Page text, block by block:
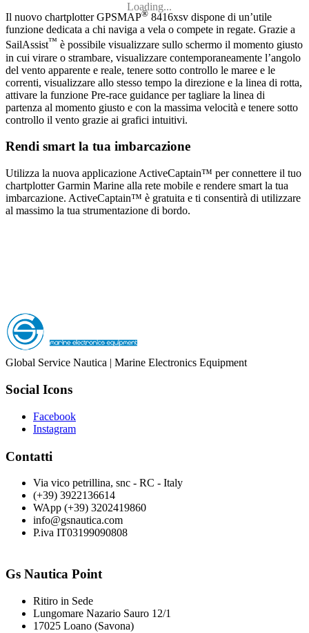
Loading...
Il nuovo chartplotter GPSMAP® 8416xsv dispone di un’utile
funzione dedicata a chi naviga a vela o compete in regate. Grazie a
SailAssist™ è possibile visualizzare sullo schermo il momento giusto
in cui virare o strambare, visualizzare contemporaneamente l’angolo
del vento apparente e reale, tenere sotto controllo le maree e le
correnti, visualizzare allo stesso tempo la direzione e la linea di rotta,
attivare la funzione Pre-race guidance per tagliare la linea di
partenza al momento giusto e con la massima velocità e tenere sotto
controllo il vento grazie ai grafici intuitivi.
Rendi smart la tua imbarcazione
Utilizza la nuova applicazione ActiveCaptain™ per connettere il tuo
chartplotter Garmin Marine alla rete mobile e rendere smart la tua
imbarcazione. ActiveCaptain™ è gratuita e ti consentirà di utilizzare
al massimo la tua strumentazione di bordo.
Global Service Nautica | Marine Electronics Equipment
Social Icons
Facebook
Instagram
Contatti
Via vico petrillina, snc - RC - Italy
(+39) 3922136614
WApp (+39) 3202419860
info@gsnautica.com
P.iva IT03199090808
Gs Nautica Point
Ritiro in Sede
Lungomare Nazario Sauro 12/1
17025 Loano (Savona)